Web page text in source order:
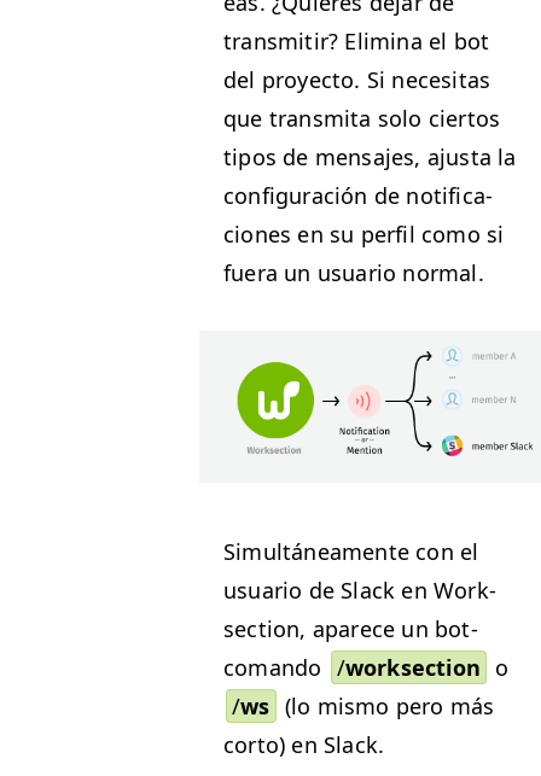
trans­mi­tir? Elim­i­na el bot
del proyec­to. Si nece­si­tas
que trans­mi­ta solo cier­tos
tipos de men­sajes, ajus­ta la
con­fig­u­ración de noti­fi­ca­
ciones en su per­fil como si
fuera un usuario normal.
Simultánea­mente con el
usuario de Slack en Work­
sec­tion, aparece un bot-
coman­do /work­sec­tion o
/ws (lo mis­mo pero más
cor­to) en Slack.